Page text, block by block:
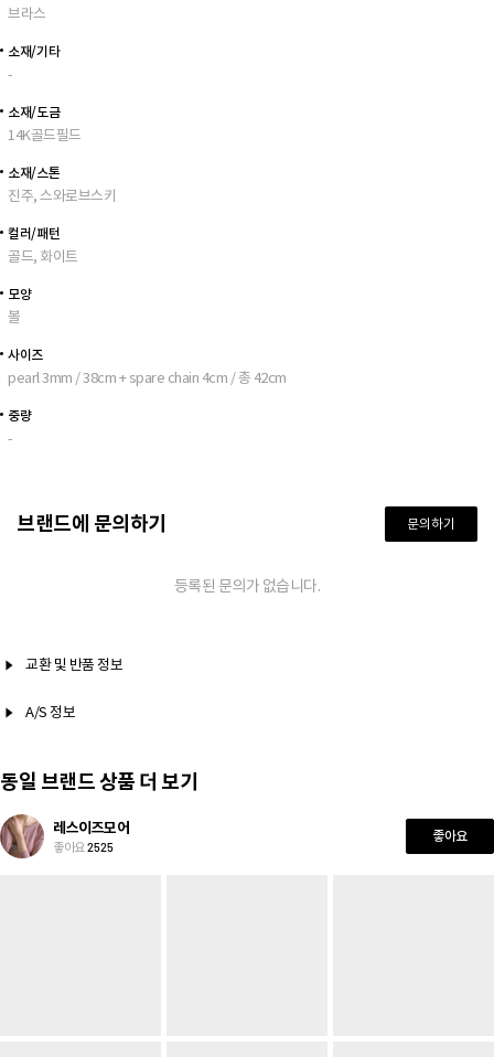
브라스
소재/기타
-
소재/도금
14K골드필드
소재/스톤
진주, 스와로브스키
컬러/패턴
골드, 화이트
모양
볼
사이즈
pearl 3mm / 38cm + spare chain 4cm / 총 42cm
중량
-
브랜드에 문의하기 문의하기
등록된 문의가 없습니다.
교환 및 반품 정보
A/S 정보
동일 브랜드 상품 더 보기
레스이즈모어
좋아요2525
좋아요